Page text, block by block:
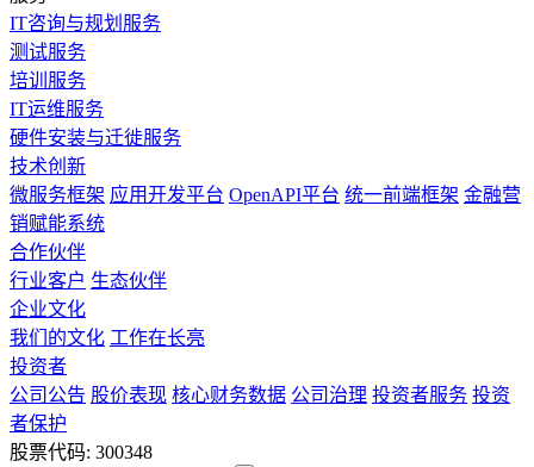
IT咨询与规划服务
测试服务
培训服务
IT运维服务
硬件安装与迁徙服务
技术创新
微服务框架 应用开发平台 OpenAPI平台 统一前端框架 金融营
销赋能系统
合作伙伴
行业客户 生态伙伴
企业文化
我们的文化 工作在长亮
投资者
公司公告 股价表现 核心财务数据 公司治理 投资者服务 投资
者保护
股票代码: 300348